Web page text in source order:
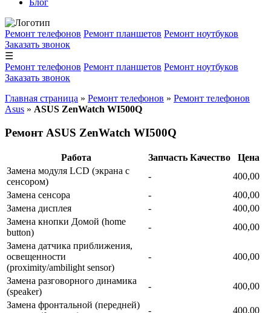
Блог
Ремонт телефонов Ремонт планшетов Ремонт ноутбуков
Заказать звонок
☰
Ремонт телефонов Ремонт планшетов Ремонт ноутбуков
Заказать звонок
Главная страница » Ремонт телефонов » Ремонт телефонов
Asus » ASUS ZenWatch WI500Q
Ремонт ASUS ZenWatch WI500Q
Работа Запчасть Качество
Цена
Замена модуля LCD (экрана с
сенсором)
-
400,00
Замена сенсора
-
400,00
Замена дисплея
-
400,00
Замена кнопки Домой (home
button)
-
400,00
Замена датчика приближения,
освещенности
(proximity/ambilight sensor)
- 400,00
Замена разговорного динамика
(speaker)
-
400,00
Замена фронтальной (передней)
-
400,00